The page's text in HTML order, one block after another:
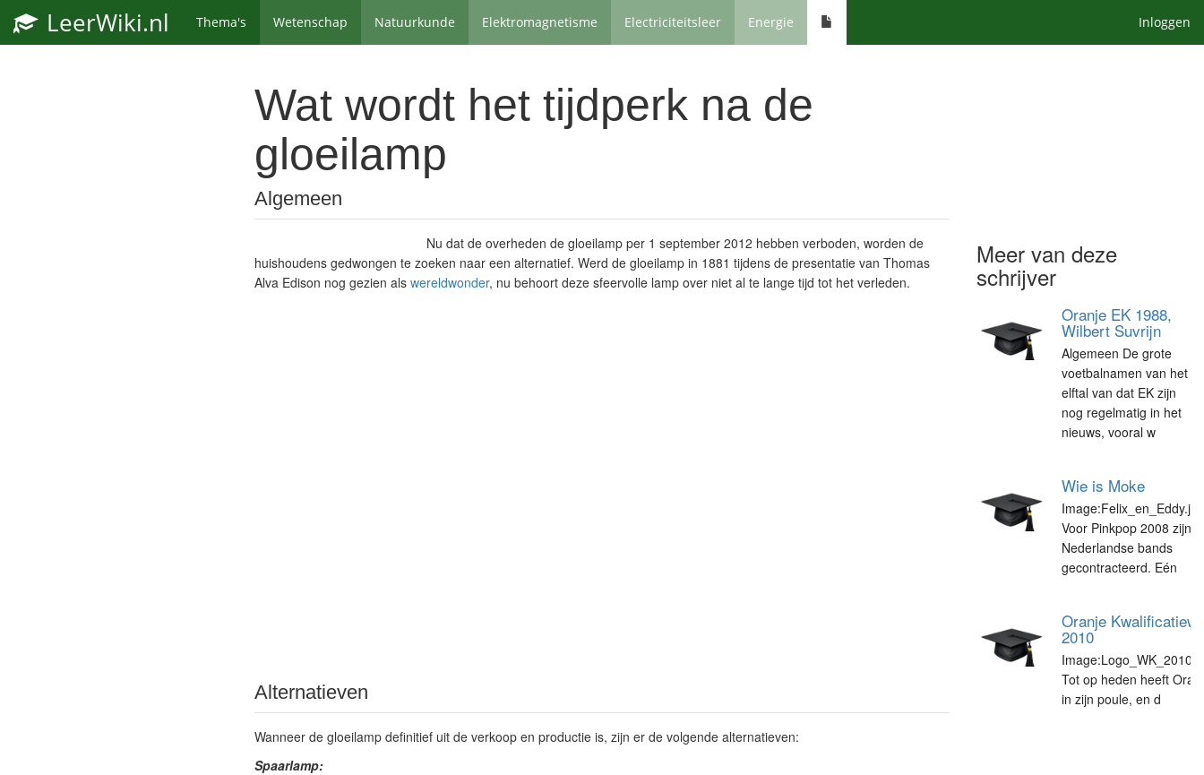
LeerWiki.nl Thema's Wetenschap Natuurkunde Elektromagnetisme Electriciteitsleer Energie Inloggen
Wat wordt het tijdperk na de
gloeilamp
Algemeen
Nu dat de overheden de gloeilamp per 1 september 2012 hebben verboden, worden de
huishoudens gedwongen te zoeken naar een alternatief. Werd de gloeilamp in 1881 tijdens de presentatie van Thomas
Alva Edison nog gezien als wereldwonder, nu behoort deze sfeervolle lamp over niet al te lange tijd tot het verleden.
Alternatieven
Wanneer de gloeilamp definitief uit de verkoop en productie is, zijn er de volgende alternatieven:
Spaarlamp:
Meer van deze
schrijver
Oranje EK 1988,
Wilbert Suvrijn
Algemeen De grote
voetbalnamen van het
elftal van dat EK zijn
nog regelmatig in het
nieuws, vooral w
Wie is Moke
Voor Pinkpop 2008 zijn
Nederlandse bands
gecontracteerd. Eén
Oranje
2010
Tot op heden heeft
in zijn poule, en d